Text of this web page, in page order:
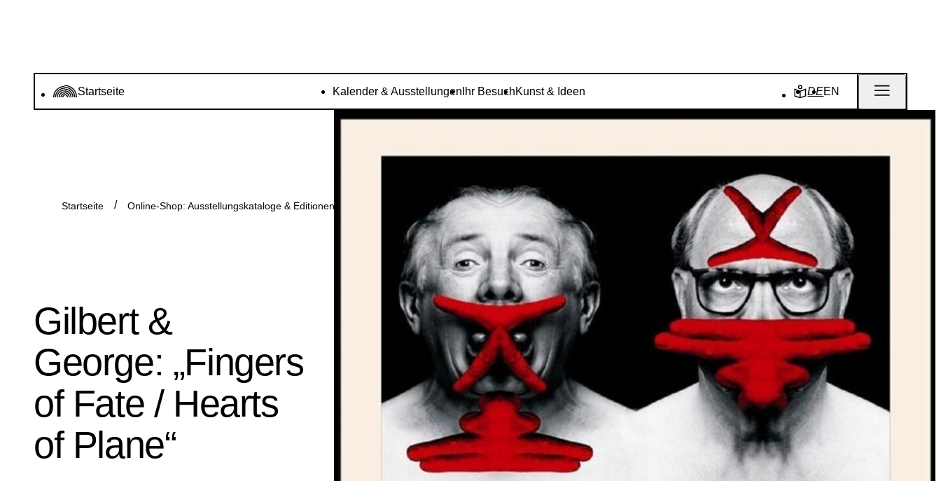
Startseite Kalender & Ausstellungen Ihr BesuchKunst & Ideen DEEN
Startseite Online-Shop: Ausstellungskataloge & Editionen Gilbert & George: „Fingers of Fate / Hearts of Plane“
Gilbert &
George: „Fingers
of Fate / Hearts
of Plane“